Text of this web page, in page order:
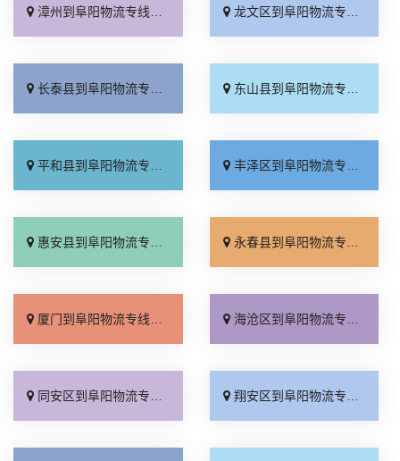
漳州到阜阳物流专线_全程无虑「专线查询」 龙文区到阜阳物流专线_放心物流「价位合理」
长泰县到阜阳物流专线_合同承运「送货上门」 东山县到阜阳物流专线_专业可靠「直达特快专线」
平和县到阜阳物流专线_全程直达「实时跟踪 」 丰泽区到阜阳物流专线_多久时间「需要几天」
惠安县到阜阳物流专线_服务周到「全程直达」 永春县到阜阳物流专线_多年经验「门到门接送」
厦门到阜阳物流专线_要多少钱「限时必达」 海沧区到阜阳物流专线_每日发车「要几天到」
同安区到阜阳物流专线_不随意加价「一站式托运」 翔安区到阜阳物流专线_全境到达「要几天到」